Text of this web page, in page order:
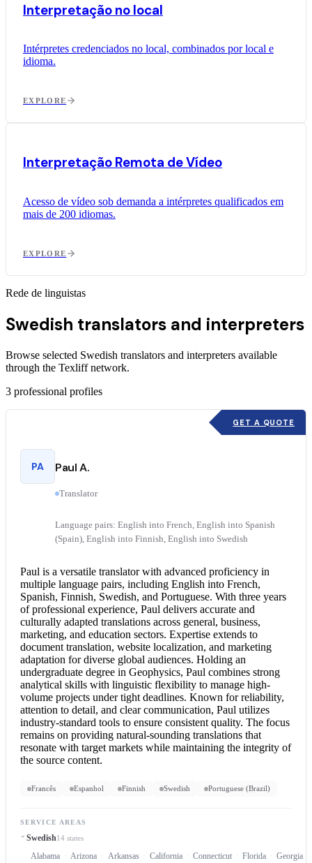
Interpretação no local
Intérpretes credenciados no local, combinados por local e
idioma.
EXPLORE
Interpretação Remota de Vídeo
Acesso de vídeo sob demanda a intérpretes qualificados em
mais de 200 idiomas.
EXPLORE
Rede de linguistas
Swedish translators and interpreters
Browse selected Swedish translators and interpreters available
through the Texliff network.
3 professional profiles
GET A QUOTE
PA Paul A.
Translator
Language pairs: English into French, English into Spanish
(Spain), English into Finnish, English into Swedish
Paul is a versatile translator with advanced proficiency in
multiple language pairs, including English into French,
Spanish, Finnish, Swedish, and Portuguese. With three years
of professional experience, Paul delivers accurate and
culturally adapted translations across general, business,
marketing, and education sectors. Expertise extends to
document translation, website localization, and marketing
adaptation for diverse global audiences. Holding an
undergraduate degree in Geophysics, Paul combines strong
analytical skills with linguistic flexibility to manage high-
volume projects under tight deadlines. Known for reliability,
attention to detail, and clear communication, Paul utilizes
industry-standard tools to ensure consistent quality. The focus
remains on providing natural-sounding translations that
resonate with target markets while maintaining the integrity of
the source content.
Francês Espanhol Finnish Swedish Portuguese (Brazil)
SERVICE AREAS
Swedish14 states
Alabama Arizona Arkansas California Connecticut Florida
Georgia